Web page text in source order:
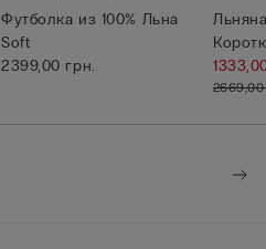
Футболка из 100% Льна
Soft
2399,00 грн.
2669,00